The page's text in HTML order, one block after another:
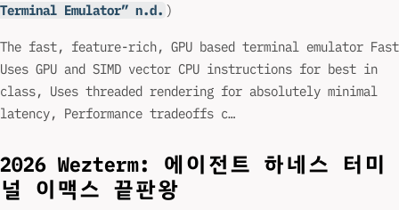
Terminal Emulator” n.d. )
The fast, feature-rich, GPU based terminal emulator Fast
Uses GPU and SIMD vector CPU instructions for best in
class, Uses threaded rendering for absolutely minimal
latency, Performance tradeoffs c…
2026 Wezterm: 에이전트 하네스 터미
널 이맥스 끝판왕